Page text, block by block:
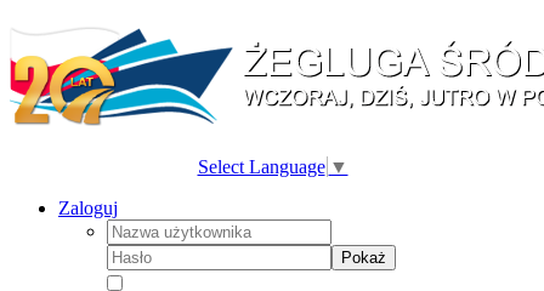
Select Language ▼
Zaloguj
Pokaż